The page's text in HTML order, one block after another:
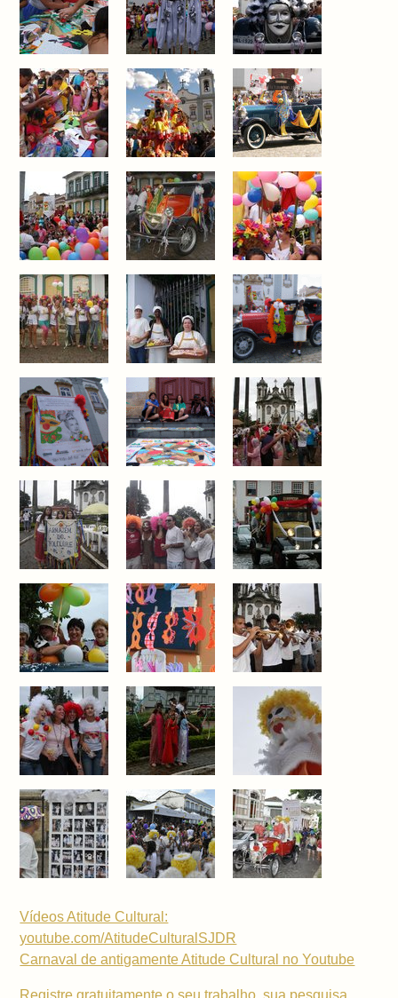
Vídeos Atitude Cultural:
youtube.com/AtitudeCulturalSJDR
Carnaval de antigamente Atitude Cultural no Youtube